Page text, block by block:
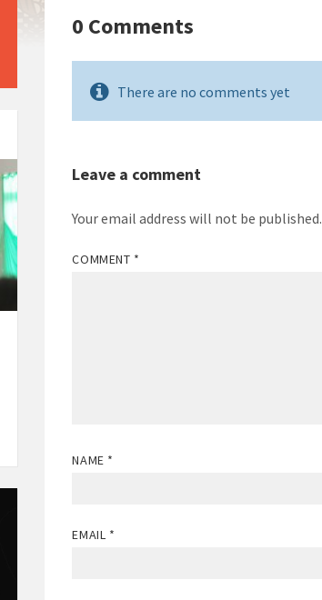
0 Comments
There are no comments yet
Leave a comment
Your email address will not be published.
COMMENT *
NAME *
EMAIL *